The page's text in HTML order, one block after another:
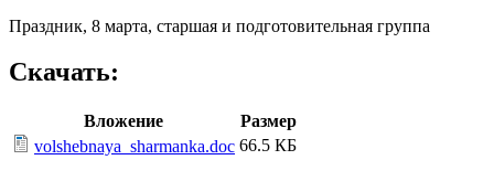
Праздник, 8 марта, старшая и подготовительная группа
Скачать:
Вложение
Размер
volshebnaya_sharmanka.doc 66.5 КБ